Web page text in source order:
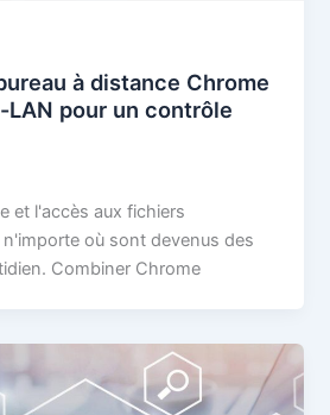
à distance Chrome
LAN pour un contrôle
et l'accès aux fichiers
où sont devenus des
Combiner Chrome